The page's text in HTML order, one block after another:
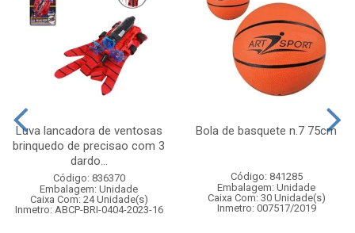
Luva lancadora de ventosas
brinquedo de precisao com 3
dardo...
Código: 836370
Embalagem: Unidade
Caixa Com: 24 Unidade(s)
Inmetro: ABCP-BRI-0404-2023-16
Bola de basquete n.7 75cm
Código: 841285
Embalagem: Unidade
Caixa Com: 30 Unidade(s)
Inmetro: 007517/2019